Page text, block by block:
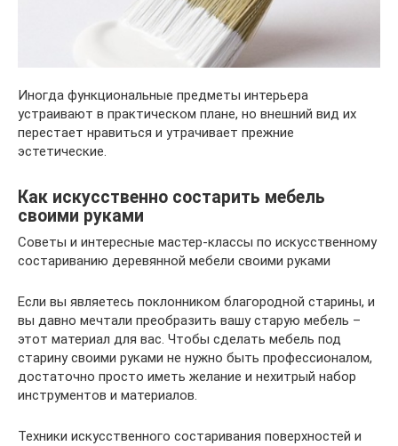
Иногда функциональные предметы интерьера
устраивают в практическом плане, но внешний вид их
перестает нравиться и утрачивает прежние
эстетические.
Как искусственно состарить мебель
своими руками
Советы и интересные мастер-классы по искусственному
состариванию деревянной мебели своими руками
Если вы являетесь поклонником благородной старины, и
вы давно мечтали преобразить вашу старую мебель –
этот материал для вас. Чтобы сделать мебель под
старину своими руками не нужно быть профессионалом,
достаточно просто иметь желание и нехитрый набор
инструментов и материалов.
Техники искусственного состаривания поверхностей и